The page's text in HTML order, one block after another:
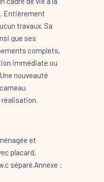
Entièrement
travaux. Sa
que ses
complets,
immédiate ou
nouveauté
et
placard,
séparé.Annexe :